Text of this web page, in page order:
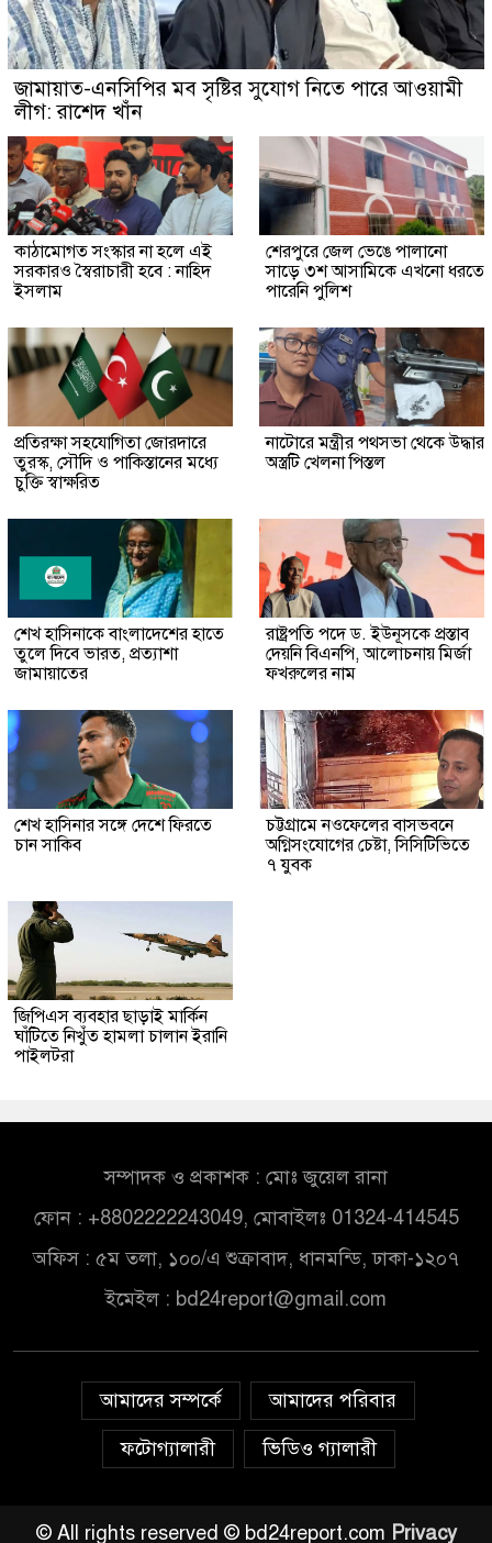
জামায়াত-এনসিপির মব সৃষ্টির সুযোগ নিতে পারে আওয়ামী
লীগ: রাশেদ খাঁন
কাঠামোগত সংস্কার না হলে এই
সরকারও স্বৈরাচারী হবে : নাহিদ
ইসলাম
শেরপুরে জেল ভেঙে পালানো
সাড়ে ৩শ আসামিকে এখনো ধরতে
পারেনি পুলিশ
প্রতিরক্ষা সহযোগিতা জোরদারে
তুরস্ক, সৌদি ও পাকিস্তানের মধ্যে
চুক্তি স্বাক্ষরিত
নাটোরে মন্ত্রীর পথসভা থেকে উদ্ধার
অস্ত্রটি খেলনা পিস্তল
শেখ হাসিনাকে বাংলাদেশের হাতে
তুলে দিবে ভারত, প্রত্যাশা
জামায়াতের
রাষ্ট্রপতি পদে ড. ইউনূসকে প্রস্তাব
দেয়নি বিএনপি, আলোচনায় মির্জা
ফখরুলের নাম
শেখ হাসিনার সঙ্গে দেশে ফিরতে
চান সাকিব
চট্টগ্রামে নওফেলের বাসভবনে
অগ্নিসংযোগের চেষ্টা, সিসিটিভিতে
৭ যুবক
জিপিএস ব্যবহার ছাড়াই মার্কিন
ঘাঁটিতে নিখুঁত হামলা চালান ইরানি
পাইলটরা
সম্পাদক ও প্রকাশক : মোঃ জুয়েল রানা
ফোন : +8802222243049, মোবাইলঃ 01324-414545
অফিস : ৫ম তলা, ১০০/এ শুক্রাবাদ, ধানমন্ডি, ঢাকা-১২০৭
ইমেইল : bd24report@gmail.com
আমাদের সম্পর্কে
আমাদের পরিবার
ফটোগ্যালারী
ভিডিও গ্যালারী
© All rights reserved © bd24report.com Privacy